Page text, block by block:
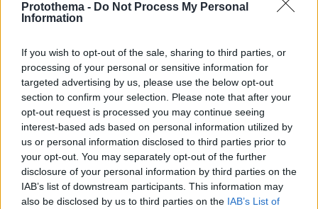
Protothema - Do Not Process My Personal
Information
If you wish to opt-out of the sale, sharing to third parties, or
processing of your personal or sensitive information for
targeted advertising by us, please use the below opt-out
section to confirm your selection. Please note that after your
opt-out request is processed you may continue seeing
interest-based ads based on personal information utilized by
us or personal information disclosed to third parties prior to
your opt-out. You may separately opt-out of the further
disclosure of your personal information by third parties on the
IAB’s list of downstream participants. This information may
also be disclosed by us to third parties on the IAB’s List of
Χωρίς Φλόιντ κόντρα στη Βιλερμπάν ο Παναθηναϊκός
Ο Τζεχάιβ Φλόιντ υποφέρει από διάστρεμμα και δεν
θα δώσει το «παρών» στην αναμέτρηση κόντρα στη
Βιλερμπάν (29/10, 21:00) για την 7η αγωνιστική της
EuroLeague